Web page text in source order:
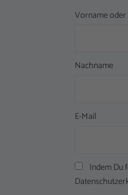
Vorname
Nachname
E-Mail
Indem Du